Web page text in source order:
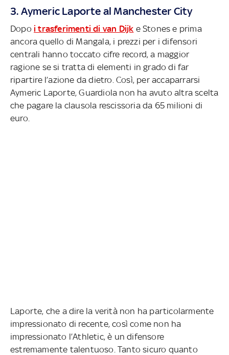
3. Aymeric Laporte al Manchester City
Dopo i trasferimenti di van Dijk e Stones e prima
ancora quello di Mangala, i prezzi per i difensori
centrali hanno toccato cifre record, a maggior
ragione se si tratta di elementi in grado di far
ripartire l’azione da dietro. Così, per accaparrarsi
Aymeric Laporte, Guardiola non ha avuto altra scelta
che pagare la clausola rescissoria da 65 milioni di
euro.
Laporte, che a dire la verità non ha particolarmente
impressionato di recente, così come non ha
impressionato l’Athletic, è un difensore
estremamente talentuoso. Tanto sicuro quanto